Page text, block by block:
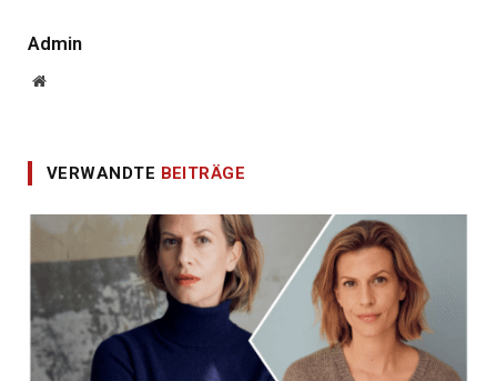
Admin
Website
VERWANDTE BEITRÄGE